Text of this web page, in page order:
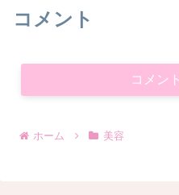
コメント
コメン
ホーム 美容